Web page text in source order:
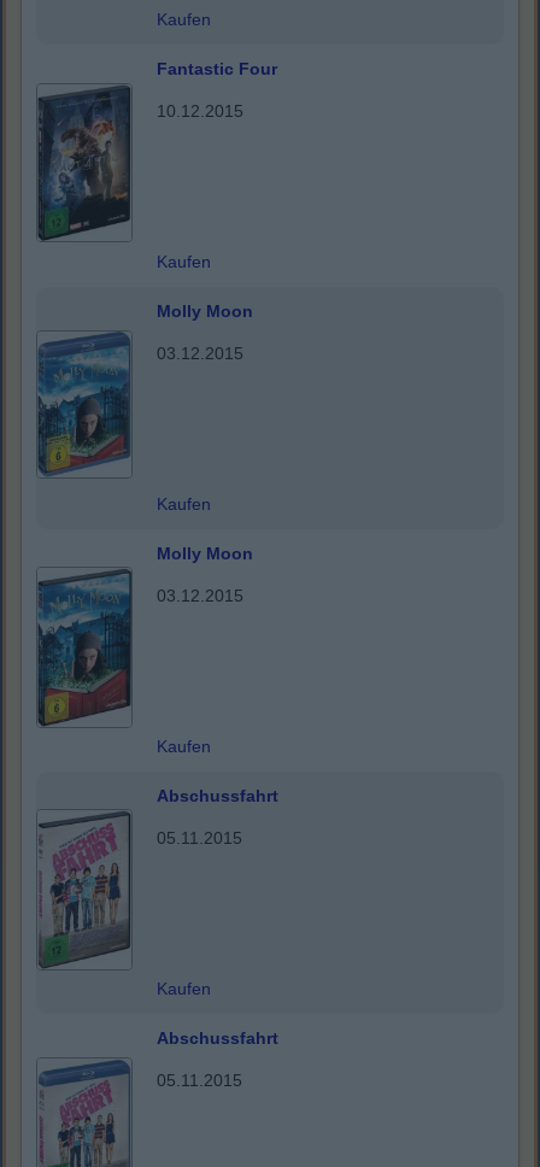
Kaufen
Fantastic Four
10.12.2015
Kaufen
Molly Moon
03.12.2015
Kaufen
Molly Moon
03.12.2015
Kaufen
Abschussfahrt
05.11.2015
Kaufen
Abschussfahrt
05.11.2015